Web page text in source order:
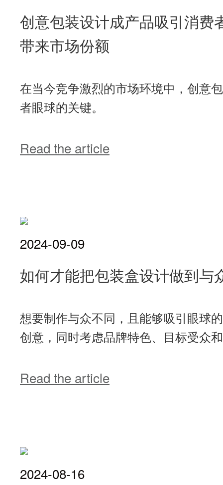
创意包装设计成产品吸引消费
带来市场份额
在当今竞争激烈的市场环境中，创意
者眼球的关键。
Read the article
2024-09-09
如何才能把包装盒设计做到与
想要制作与众不同，且能够吸引眼球
创意，同时考虑品牌特色、目标受众
Read the article
2024-08-16